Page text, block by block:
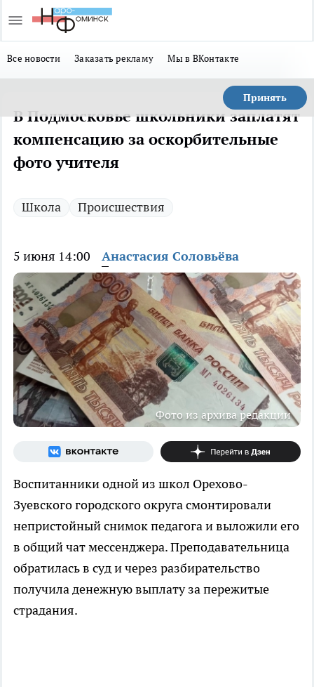
Все новости Заказать рекламу Мы в ВКонтакте
Принять
В Подмосковье школьники заплатят
компенсацию за оскорбительные
фото учителя
Школа Происшествия
5 июня 14:00 Анастасия Соловьёва
Фото из архива редакции
Воспитанники одной из школ Орехово-
Зуевского городского округа смонтировали
непристойный снимок педагога и выложили его
в общий чат мессенджера. Преподавательница
обратилась в суд и через разбирательство
получила денежную выплату за пережитые
страдания.